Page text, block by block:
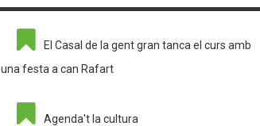
El Casal de la gent gran tanca el curs amb
una festa a can Rafart
Agenda't la cultura